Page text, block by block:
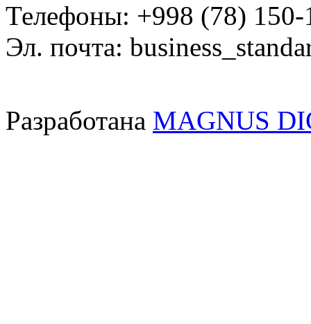
Телефоны: +998 (78) 150-
Эл. почта:
Разработана MAGNUS